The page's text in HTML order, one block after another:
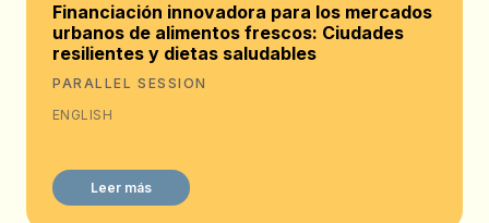
Financiación innovadora para los mercados
urbanos de alimentos frescos: Ciudades
resilientes y dietas saludables
PARALLEL SESSION
ENGLISH
Leer más